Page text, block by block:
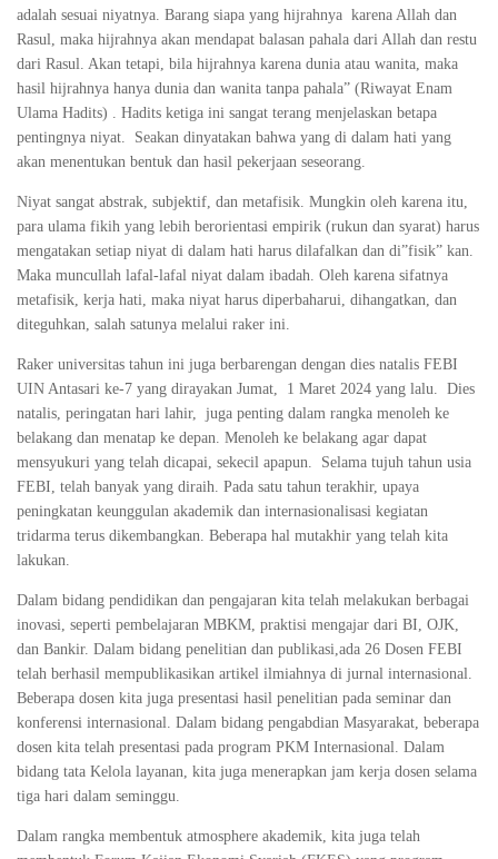
adalah sesuai niyatnya. Barang siapa yang hijrahnya karena Allah dan
Rasul, maka hijrahnya akan mendapat balasan pahala dari Allah dan restu
dari Rasul. Akan tetapi, bila hijrahnya karena dunia atau wanita, maka
hasil hijrahnya hanya dunia dan wanita tanpa pahala” (Riwayat Enam
Ulama Hadits) . Hadits ketiga ini sangat terang menjelaskan betapa
pentingnya niyat. Seakan dinyatakan bahwa yang di dalam hati yang
akan menentukan bentuk dan hasil pekerjaan seseorang.
Niyat sangat abstrak, subjektif, dan metafisik. Mungkin oleh karena itu,
para ulama fikih yang lebih berorientasi empirik (rukun dan syarat) harus
mengatakan setiap niyat di dalam hati harus dilafalkan dan di”fisik” kan.
Maka muncullah lafal-lafal niyat dalam ibadah. Oleh karena sifatnya
metafisik, kerja hati, maka niyat harus diperbaharui, dihangatkan, dan
diteguhkan, salah satunya melalui raker ini.
Raker universitas tahun ini juga berbarengan dengan dies natalis FEBI
UIN Antasari ke-7 yang dirayakan Jumat, 1 Maret 2024 yang lalu. Dies
natalis, peringatan hari lahir, juga penting dalam rangka menoleh ke
belakang dan menatap ke depan. Menoleh ke belakang agar dapat
mensyukuri yang telah dicapai, sekecil apapun. Selama tujuh tahun usia
FEBI, telah banyak yang diraih. Pada satu tahun terakhir, upaya
peningkatan keunggulan akademik dan internasionalisasi kegiatan
tridarma terus dikembangkan. Beberapa hal mutakhir yang telah kita
lakukan.
Dalam bidang pendidikan dan pengajaran kita telah melakukan berbagai
inovasi, seperti pembelajaran MBKM, praktisi mengajar dari BI, OJK,
dan Bankir. Dalam bidang penelitian dan publikasi,ada 26 Dosen FEBI
telah berhasil mempublikasikan artikel ilmiahnya di jurnal internasional.
Beberapa dosen kita juga presentasi hasil penelitian pada seminar dan
konferensi internasional. Dalam bidang pengabdian Masyarakat, beberapa
dosen kita telah presentasi pada program PKM Internasional. Dalam
bidang tata Kelola layanan, kita juga menerapkan jam kerja dosen selama
tiga hari dalam seminggu.
Dalam rangka membentuk atmosphere akademik, kita juga telah